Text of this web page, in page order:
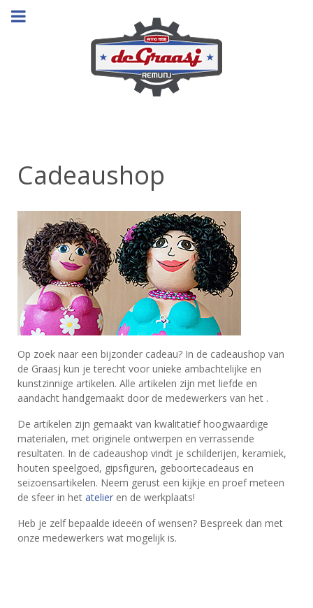
Cadeaushop
Op zoek naar een bijzonder cadeau? In de cadeaushop van
de Graasj kun je terecht voor unieke ambachtelijke en
kunstzinnige artikelen. Alle artikelen zijn met liefde en
aandacht handgemaakt door de medewerkers van het .
De artikelen zijn gemaakt van kwalitatief hoogwaardige
materialen, met originele ontwerpen en verrassende
resultaten. In de cadeaushop vindt je schilderijen, keramiek,
houten speelgoed, gipsfiguren, geboortecadeaus en
seizoensartikelen. Neem gerust een kijkje en proef meteen
de sfeer in het atelier en de werkplaats!
Heb je zelf bepaalde ideeën of wensen? Bespreek dan met
onze medewerkers wat mogelijk is.